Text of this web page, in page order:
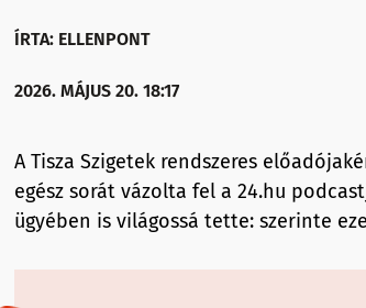
ÍRTA: ELLENPONT
2026. MÁJUS 20. 18:17
A Tisza Szigetek rendszeres
egész sorát vázolta fel a 24.hu
ügyében is világossá tette: szerinte